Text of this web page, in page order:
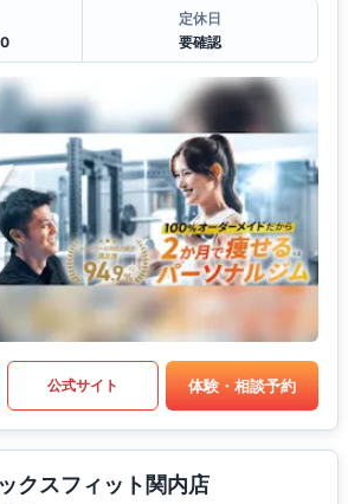
定休日
要確認
公式サイト 体験・相談予約
クスフィット関内店